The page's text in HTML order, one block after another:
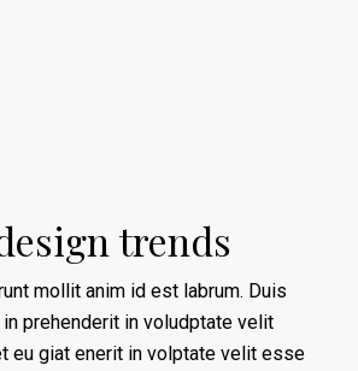
trends
mollit anim id est labrum. Duis
prehenderit in voludptate velit
eu giat enerit in volptate velit esse